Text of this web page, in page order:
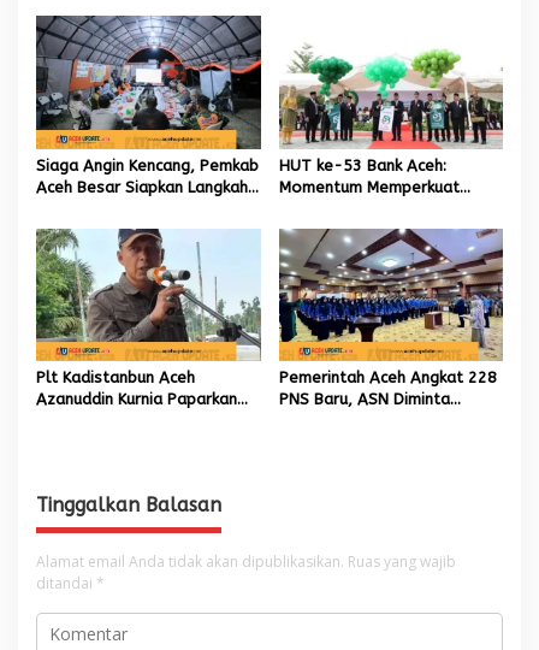
Aceh
Siaga Angin Kencang, Pemkab
Aceh Besar Siapkan Langkah
HUT ke-53 Bank Aceh:
Momentum Memperkuat
Keberkahan Bagi Aceh
Plt Kadistanbun Aceh
Azanuddin Kurnia Paparkan
Pemerintah Aceh Angkat 228
PNS Baru, ASN Diminta
Tinggalkan Balasan
Alamat email Anda tidak akan dipublikasikan. Ruas yang wajib
ditandai *